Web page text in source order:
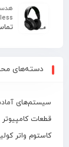
دسته‌های
سیستم‌های
قطعات کامپیوتر
کاستوم واتر